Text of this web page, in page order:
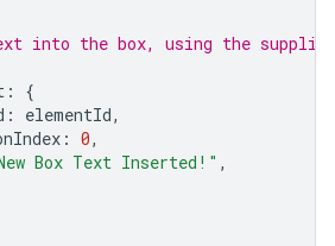
into the box, using the
:
{
: elementId,
: 0,
Box Text Inserted!" ,